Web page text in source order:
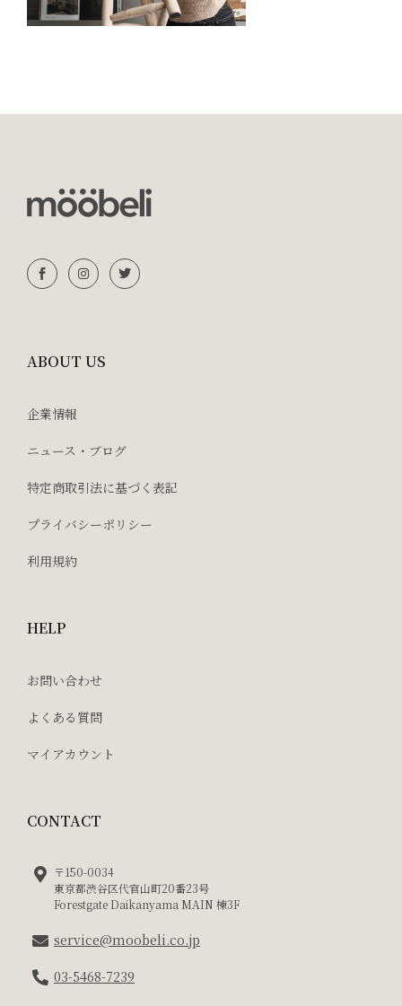
ABOUT US
企業情報
ニュース・ブログ
特定商取引法に基づく表記
プライバシーポリシー
利用規約
HELP
お問い合わせ
よくある質問
マイアカウント
CONTACT
〒150-0034
東京都渋谷区代官山町20番23号
Forestgate Daikanyama MAIN 棟3F
service@moobeli.co.jp
03-5468-7239